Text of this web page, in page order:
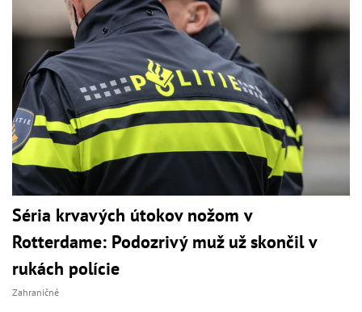
Séria krvavých útokov nožom v
Rotterdame: Podozrivý muž už skončil v
rukách polície
Zahraničné